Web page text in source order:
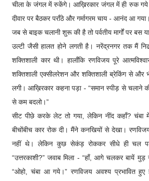
चीला के जंगल में रुकेंगे। आख़िरकार जंगल में ही रुक गये।
दीवार पर बैठकर पराँठे और गर्मागरम चाय - आनंद आ गया।
जब से बाइक चलानी शुरू की है तो पर्वतीय मार्गों पर बस
उल्टी जैसी हालत होने लगती है। नरेंद्रनगर तक मैं
शक्तिशाली कार थी। हालाँकि रणविजय पूरे
शक्तिशाली एक्सीलरेशन और शक्तिशाली ब्रेकिंग से और
लगी। आख़िरकार कहना पड़ा - “समान स्पीड़ से चलाने
से कम बदलो।”
सीट पीछे करके लेट तो गया, लेकिन नींद कहाँ? चंबा
बीचोंबीच कार रोक दी। मैंने कनखियों से देखा।
नहीं थे। लेकिन कुछ सेकंड़ रोककर सीधे ही चल
“उत्तरकाशी?” जवाब मिला - “हाँ, आगे चलकर बायें मुड़
“ओहो, चंबा आ गये।” रणविजय अवश्य प्रभावित हुए